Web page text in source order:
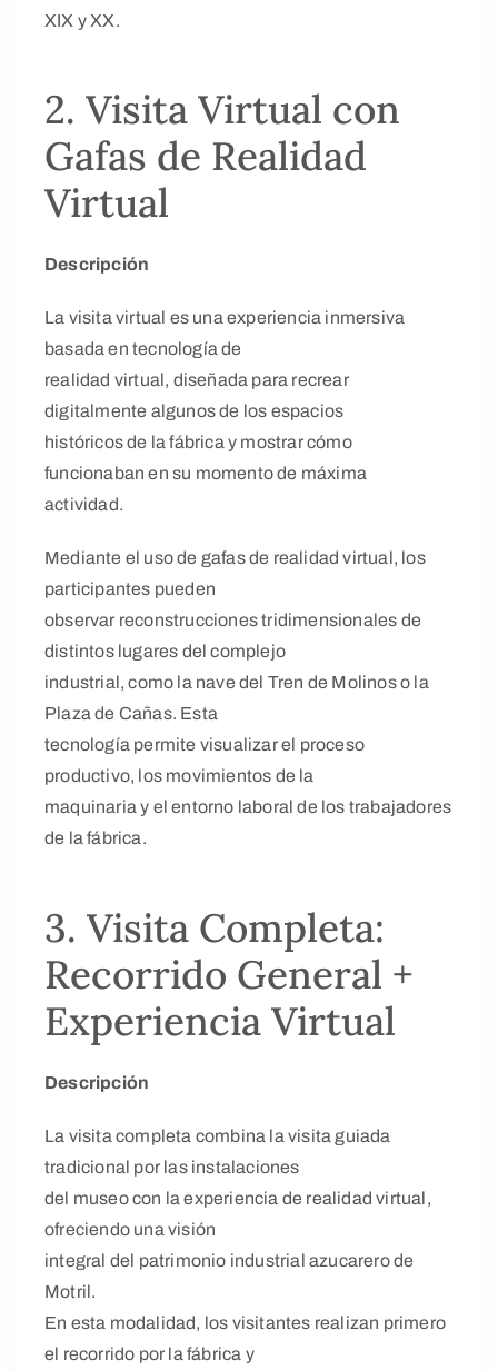
XIX y XX.
2. Visita Virtual con
Gafas de Realidad
Virtual
Descripción
La visita virtual es una experiencia inmersiva
basada en tecnología de
realidad virtual, diseñada para recrear
digitalmente algunos de los espacios
históricos de la fábrica y mostrar cómo
funcionaban en su momento de máxima
actividad.
Mediante el uso de gafas de realidad virtual, los
participantes pueden
observar reconstrucciones tridimensionales de
distintos lugares del complejo
industrial, como la nave del Tren de Molinos o la
Plaza de Cañas. Esta
tecnología permite visualizar el proceso
productivo, los movimientos de la
maquinaria y el entorno laboral de los trabajadores
de la fábrica.
3. Visita Completa:
Recorrido General +
Experiencia Virtual
Descripción
La visita completa combina la visita guiada
tradicional por las instalaciones
del museo con la experiencia de realidad virtual,
ofreciendo una visión
integral del patrimonio industrial azucarero de
Motril.
En esta modalidad, los visitantes realizan primero
el recorrido por la fábrica y